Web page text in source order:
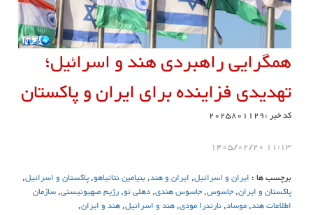
همگرایی راهبردی هند و اسرائیل؛
تهدیدی فزاینده برای ایران و پاکستان
کد خبر :2025801129
11:13 1405/02/20
برچسب ها : ایران و اسرائیل,ایران و هند,بنیامین نتانیاهو,پاکستان و اسرائیل,
پاکستان و ایران,جاسوس,جاسوس هندی,دهلی نو,رژیم صهیونیستی,سازمان
اطلاعات هند,موساد,نارندرا مودی,هند و اسرائیل,هند و ایران,